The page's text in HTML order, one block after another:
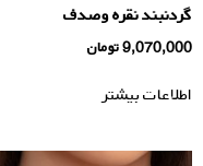
گردنبند نقره وصدف
9,070,000تومان
اطلاعات بیشتر